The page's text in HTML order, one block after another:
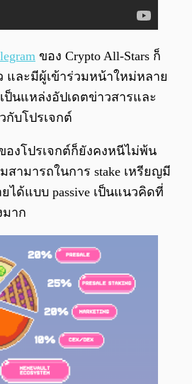
ของ Crypto All-Stars ก็
และมีผู้เข้าร่วมหน้าใหม่หลาย
นแหล่งอัปเดตข่าวสารและ
บโปรเจกต์
องโปรเจกต์ก็ยังคงหนีไม่พ้น
สามารถในการ stake เหรียญมี
ได้แบบ passive เป็นแนวคิดที่
าก